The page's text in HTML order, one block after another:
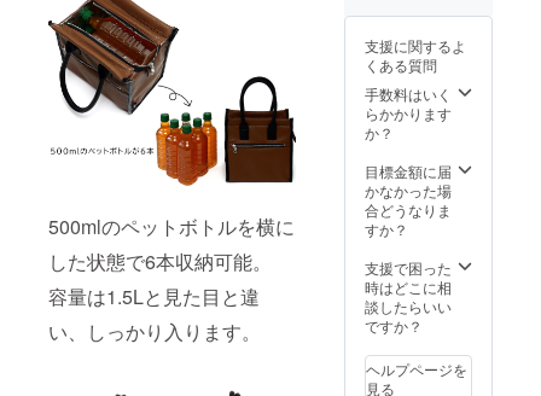
500mlのペットボトルを横に
した状態で6本収納可能。
容量は1.5Lと見た目と違
い、しっかり入ります。
ロット
ごとに
風合い
が異な
る為、
色合い
す。
※2023
年7月中
申込み
順に発
送のス
タート
してお
りま
合、納
が遅れ
る場合
がござ
いま
す。 ※
ター上
の色合
いと実
際の革
なる場
合がご
ざいま
す。 ※
の時の
ロット
支援に関するよ
くある質問
手数料はいく
らかかります
か？
目標金額に届
かなかった場
合どうなりま
すか？
支援で困った
時はどこに相
談したらいい
ですか？
ヘルプページを
見る